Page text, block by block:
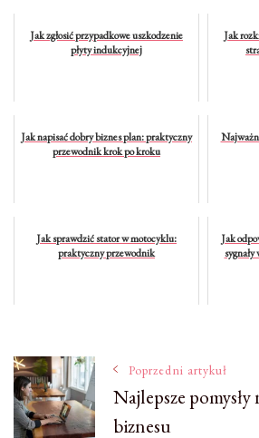
Jak zgłosić przypadkowe uszkodzenie
płyty indukcyjnej
Jak
Jak napisać dobry biznes plan: praktyczny
przewodnik krok po kroku
Jak sprawdzić stator w motocyklu:
praktyczny przewodnik
Jak
NawigacjaPoprzedni artykuł
Najlepsze
biznesu